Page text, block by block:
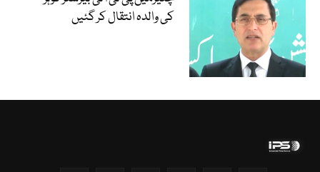
کی والدہ انتقال کر گئیں